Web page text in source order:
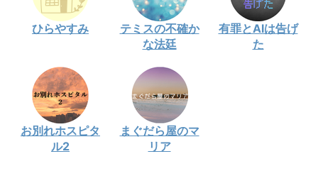
ひらやすみ
テミスの不確か
な法廷
有罪とAIは告げ
た
お別れホスピタ
ル2
まぐだら屋のマ
リア